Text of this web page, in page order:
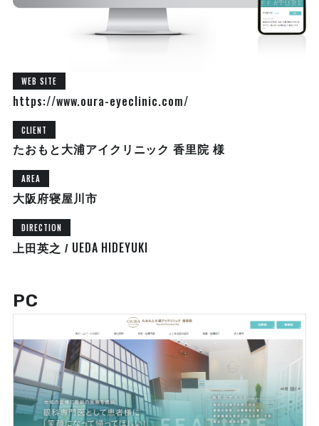
WEB SITE
https://www.oura-eyeclinic.com/
CLIENT
たおもと大浦アイクリニック 香里院 様
AREA
大阪府寝屋川市
DIRECTION
上田英之 / UEDA HIDEYUKI
PC